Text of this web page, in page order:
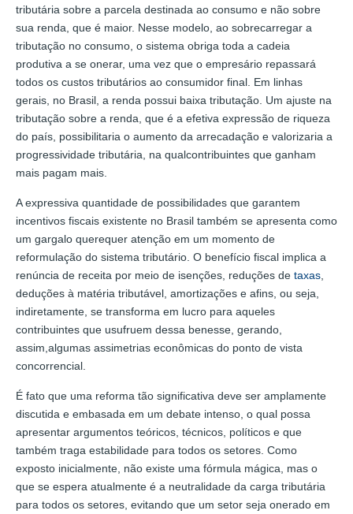
tributária sobre a parcela destinada ao consumo e não sobre
sua renda, que é maior. Nesse modelo, ao sobrecarregar a
tributação no consumo, o sistema obriga toda a cadeia
produtiva a se onerar, uma vez que o empresário repassará
todos os custos tributários ao consumidor final. Em linhas
gerais, no Brasil, a renda possui baixa tributação. Um ajuste na
tributação sobre a renda, que é a efetiva expressão de riqueza
do país, possibilitaria o aumento da arrecadação e valorizaria a
progressividade tributária, na qualcontribuintes que ganham
mais pagam mais.
A expressiva quantidade de possibilidades que garantem
incentivos fiscais existente no Brasil também se apresenta como
um gargalo querequer atenção em um momento de
reformulação do sistema tributário. O benefício fiscal implica a
renúncia de receita por meio de isenções, reduções de taxas
deduções à matéria tributável, amortizações e afins, ou seja,
indiretamente, se transforma em lucro para aqueles
contribuintes que usufruem dessa benesse, gerando,
assim,algumas assimetrias econômicas do ponto de vista
concorrencial.
É fato que uma reforma tão significativa deve ser amplamente
discutida e embasada em um debate intenso, o qual possa
apresentar argumentos teóricos, técnicos, políticos e que
também traga estabilidade para todos os setores. Como
exposto inicialmente, não existe uma fórmula mágica, mas o
que se espera atualmente é a neutralidade da carga tributária
para todos os setores, evitando que um setor seja onerado em